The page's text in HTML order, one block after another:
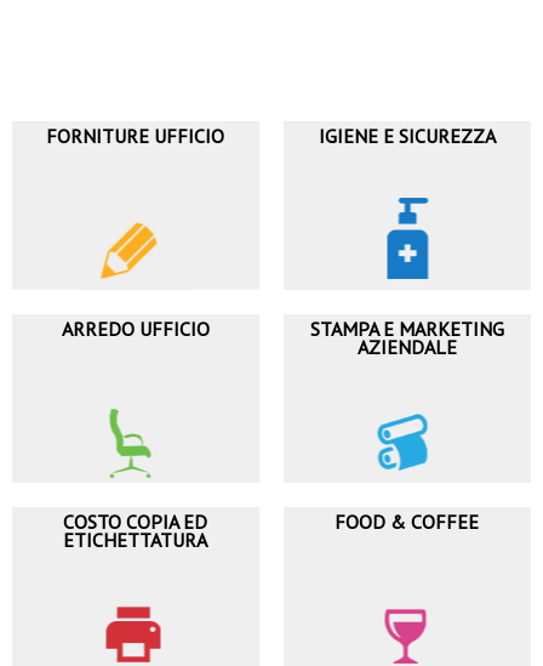
FORNITURE UFFICIO IGIENE E SICUREZZA
ARREDO UFFICIO STAMPA E MARKETING
AZIENDALE
COSTO COPIA ED
ETICHETTATURA
FOOD & COFFEE